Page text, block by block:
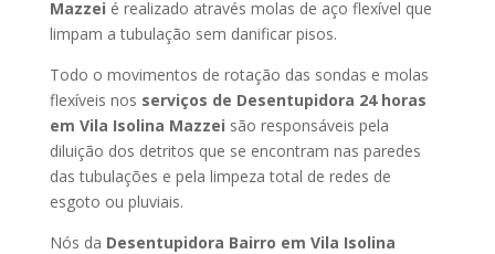
Mazzei é realizado através molas de aço flexível que
limpam a tubulação sem danificar pisos.
Todo o movimentos de rotação das sondas e molas
flexíveis nos serviços de Desentupidora 24 horas
em Vila Isolina Mazzei são responsáveis pela
diluição dos detritos que se encontram nas paredes
das tubulações e pela limpeza total de redes de
esgoto ou pluviais.
Nós da Desentupidora Bairro em Vila Isolina